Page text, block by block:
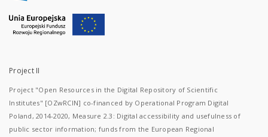
Project II
Project "Open Resources in the Digital Repository of Scientific
Institutes" [OZwRCIN] co-financed by Operational Program Digital
Poland, 2014-2020, Measure 2.3: Digital accessibility and usefulness of
public sector information; funds from the European Regional